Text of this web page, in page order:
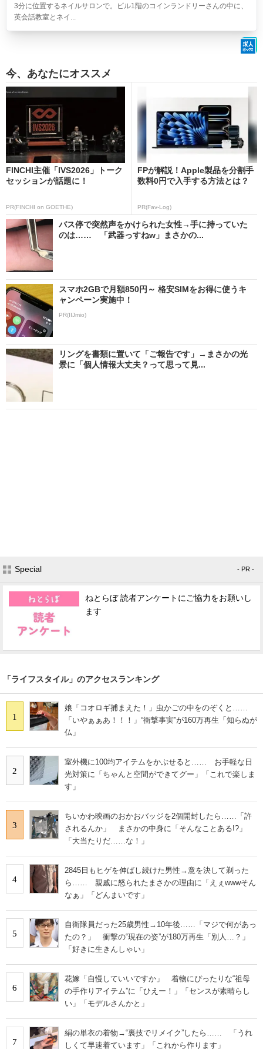
3分に位置するネイルサロンで。ビル1階のコインランドリーさんの中に、
英会話教室とネイ...
今、あなたにオススメ
FINCHI主催「IVS2026」トーク
セッションが話題に！
PR(FINCHI on GOETHE)
FPが解説！Apple製品を分割手
数料0円で入手する方法とは？
PR(Fav-Log)
バス停で突然声をかけられた女性→手に持っていた
のは…… 「武器っすねw」まさかの...
スマホ2GBで月額850円～ 格安SIMをお得に使うキ
ャンペーン実施中！
PR(IIJmio)
リングを書類に置いて「ご報告です」→まさかの光
景に「個人情報大丈夫？って思って見...
Special - PR -
ねとらぼ 読者アンケートにご協力をお願いし
ます
「ライフスタイル」のアクセスランキング
1
娘「コオロギ捕まえた！」虫かごの中をのぞくと……
「いやぁぁあ！！！」“衝撃事実”が160万再生「知らぬが
仏」
2
室外機に100均アイテムをかぶせると…… お手軽な日
光対策に「ちゃんと空間ができてグー」「これで楽しま
す」
3
ちいかわ映画のおかおバッジを2個開封したら……「許
されるんか」 まさかの中身に「そんなことある!?」
「大当たりだ……な！」
4
2845日もヒゲを伸ばし続けた男性→意を決して剃った
ら…… 親戚に怒られたまさかの理由に「えぇwwwそん
なぁ」「どんまいです」
5
自衛隊員だった25歳男性→10年後……「マジで何があっ
たの？」 衝撃の“現在の姿”が180万再生「別人…？」
「好きに生きんしゃい」
6
花嫁「自慢していいですか」 着物にぴったりな“祖母
の手作りアイテム”に「ひえー！」「センスが素晴らし
い」「モデルさんかと」
7
絹の単衣の着物→“裏技でリメイク”したら…… 「うれ
しくて早速着ています」「これから作ります」